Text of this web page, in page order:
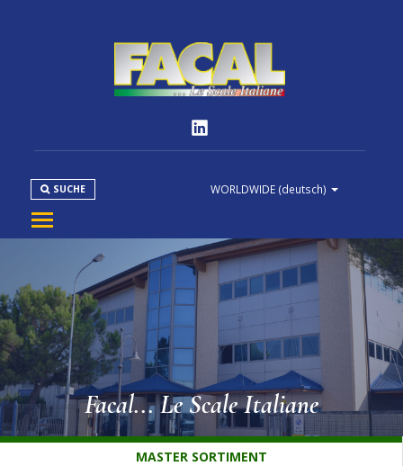
WORLDWIDE (deutsch)
SUCHE
PRODUKTE
NORMEN
MEDIEN
DOWNLOAD
KUNDENDIENST
Facal... Le Scale Italiane
MASTER SORTIMENT